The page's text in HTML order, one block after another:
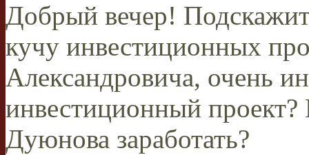
Добрый вечер!
кучу инвестиционных
Александровича, очень
инвестиционный проект?
Дуюнова заработать?